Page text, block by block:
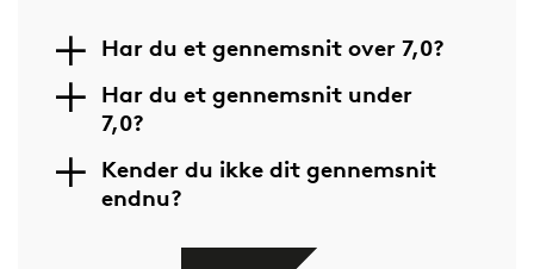
Har du et gennemsnit over 7,0?
Har du et gennemsnit under
7,0?
Kender du ikke dit gennemsnit
endnu?